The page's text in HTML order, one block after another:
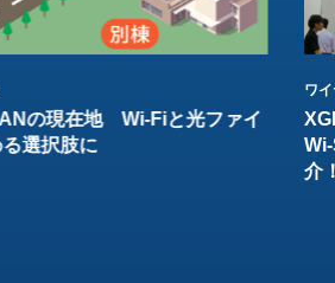
の現在地 Wi-Fiと光ファイ
選択肢に
ワ
介